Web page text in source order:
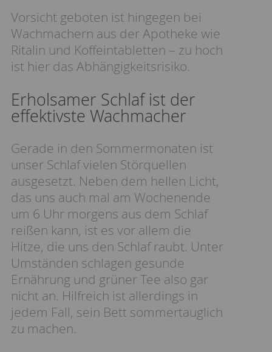
Vorsicht geboten ist hingegen bei
Wachmachern aus der Apotheke wie
Ritalin und Koffeintabletten – zu hoch
ist hier das Abhängigkeitsrisiko.
Erholsamer Schlaf ist der
effektivste Wachmacher
Gerade in den Sommermonaten ist
unser Schlaf vielen Störquellen
ausgesetzt. Neben dem hellen Licht,
das uns auch mal am Wochenende
um 6 Uhr morgens aus dem Schlaf
reißen kann, ist es vor allem die
Hitze, die uns den Schlaf raubt. Unter
Umständen schlagen gesunde
Ernährung und grüner Tee also gar
nicht an. Hilfreich ist allerdings in
jedem Fall, sein Bett sommertauglich
zu machen.